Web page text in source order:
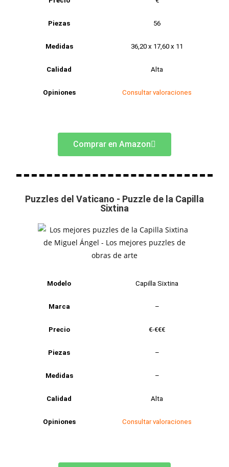
Piezas 56
Medidas 36,20 x 17,60 x 11
Calidad Alta
Opiniones Consultar valoraciones
Comprar en Amazon
Puzzles del Vaticano - Puzzle de la Capilla
Sixtina
Modelo Capilla Sixtina
Marca –
Precio €-€€€
Piezas –
Medidas –
Calidad Alta
Opiniones Consultar valoraciones